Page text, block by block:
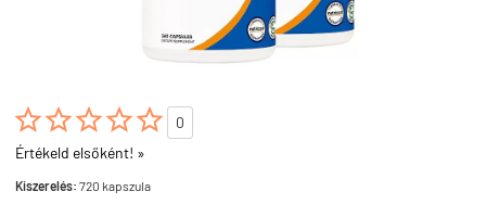

0
Értékeld elsőként! »
Kiszerelés: 720 kapszula